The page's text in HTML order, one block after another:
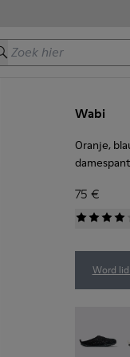
hier
Wabi
Oranje,
75 €
Word